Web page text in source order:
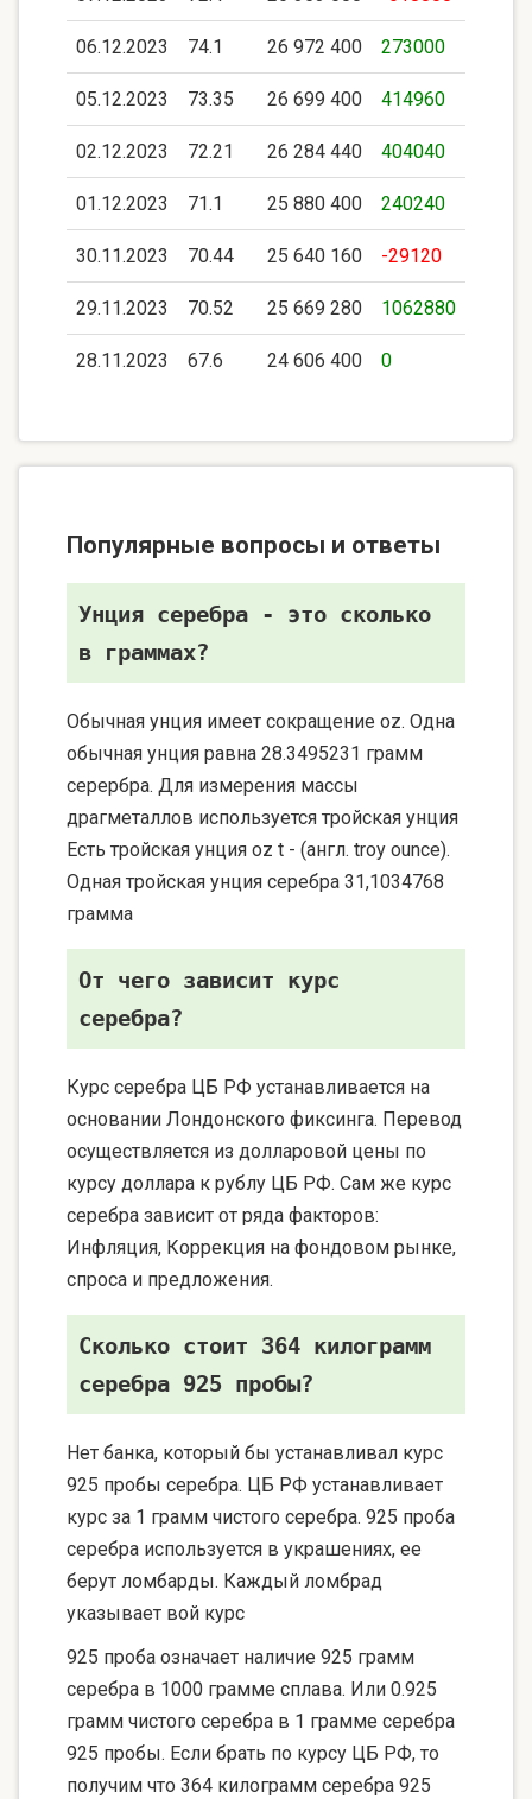
06.12.2023 74.1 26 972 400 273000
05.12.2023 73.35 26 699 400 414960
02.12.2023 72.21 26 284 440 404040
01.12.2023 71.1 25 880 400 240240
30.11.2023 70.44 25 640 160 -29120
29.11.2023 70.52 25 669 280 1062880
28.11.2023 67.6 24 606 400 0
Популярные вопросы и ответы
Унция серебра - это сколько
в граммах?
Обычная унция имеет сокращение oz. Одна
обычная унция равна 28.3495231 грамм
серербра. Для измерения массы
драгметаллов используется тройская унция
Есть тройская унция oz t - (англ. troy ounce).
Одная тройская унция серебра 31,1034768
грамма
От чего зависит курс
серебра?
Курс серебра ЦБ РФ устанавливается на
основании Лондонского фиксинга. Перевод
осуществляется из долларовой цены по
курсу доллара к рублу ЦБ РФ. Сам же курс
серебра зависит от ряда факторов:
Инфляция, Коррекция на фондовом рынке,
спроса и предложения.
Сколько стоит 364 килограмм
серебра 925 пробы?
Нет банка, который бы устанавливал курс
925 пробы серебра. ЦБ РФ устанавливает
курс за 1 грамм чистого серебра. 925 проба
серебра используется в украшениях, ее
берут ломбарды. Каждый ломбрад
указывает вой курс
925 проба означает наличие 925 грамм
серебра в 1000 грамме сплава. Или 0.925
грамм чистого серебра в 1 грамме серебра
925 пробы. Если брать по курсу ЦБ РФ, то
получим что 364 килограмм серебра 925